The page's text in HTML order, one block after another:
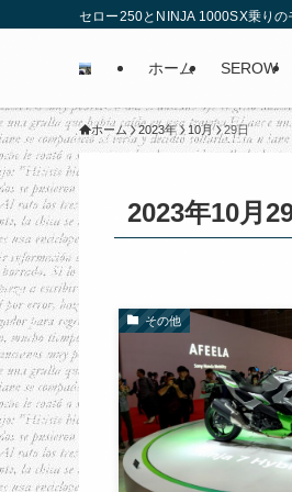
セロー250とNINJA 1000SX乗りの
ホーム SEROW
ホーム 2023年 10月 29日
2023年10月
その他